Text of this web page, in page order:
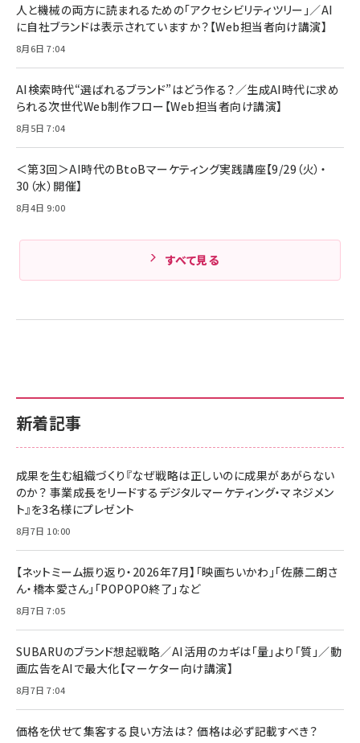
組織の成果を最大化する ルールのデザイン
Amazonランキングをもっと見る
技術基準適合】ブラック
￥5,990
ケーブル Anker絡まないケーブル 240W 結束バン
ド付き USB PD対応 シリコン素材採用 iPhone
17 / 16 / 15 / Galaxy iPad Pro MacBook
Pro/Air 各種対応 (1.8m ミッドナイトブラック)
￥1,890
サッポロ 生ビール 黒ラベル 350ml 缶 24本 ビー
ル ケース買い【6/30応募〆切! 黒ラベルビヤセラー
￥4,857
新着記事
成果を生む組織づくり『なぜ戦略は正しいのに成果があがらない
のか？ 事業成長をリードするデジタルマーケティング・マネジメン
ト』を3名様にプレゼント
8月7日 10:00
【ネットミーム振り返り・2026年7月】「映画ちいかわ」「佐藤二朗さ
ん・橋本愛さん」「POPOPO終了」など
8月7日 7:05
SUBARUのブランド想起戦略／AI活用のカギは「量」より「質」／動
画広告をAIで最大化【マーケター向け講演】
8月7日 7:04
価格を伏せて集客する良い方法は？ 価格は必ず記載すべき？
人と機械の両方に読まれるための「アクセシビリティツリー」／AI
に自社ブランドは表示されていますか？【Web担当者向け講演】
8月6日 7:04
AI検索時代“選ばれるブランド”はどう作る？／生成AI時代に求め
られる次世代Web制作フロー【Web担当者向け講演】
8月5日 7:04
＜第3回＞AI時代のBtoBマーケティング実践講座【9/29（火）・
30（水）開催】
8月4日 9:00
すべて見る